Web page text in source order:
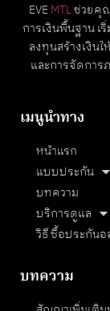
EVE MTLช่วยคุณ
การเงินพื้นฐาน เ
ลงทุนสร้างเงิน
และการจัดกา
เมนูนำทาง
หน้าแรก
แบบประกัน
บทความ
บริการดูแล
วิธี ซื้อประกันอ
บทความ